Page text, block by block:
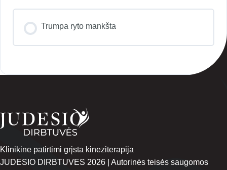
Trumpa ryto mankšta
Klinikine patirtimi grįsta kineziterapija
JUDESIO DIRBTUVES 2026 | Autorinės teisės saugomos